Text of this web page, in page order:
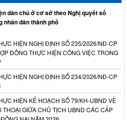
dân chủ ở cơ sở theo Nghị quyết số
nhân dân thành phố
HIỆN NGHỊ ĐỊNH SỐ 235/2026/NĐ-CP
ĐỒNG THỰC HIỆN CÔNG VIỆC TRONG
HIỆN NGHỊ ĐỊNH SỐ 234/2026/NĐ-CP
HIỆN KẾ HOẠCH SỐ 79/KH-UBND VỀ
GIỮA CHỦ TỊCH UBND CÁC CẤP